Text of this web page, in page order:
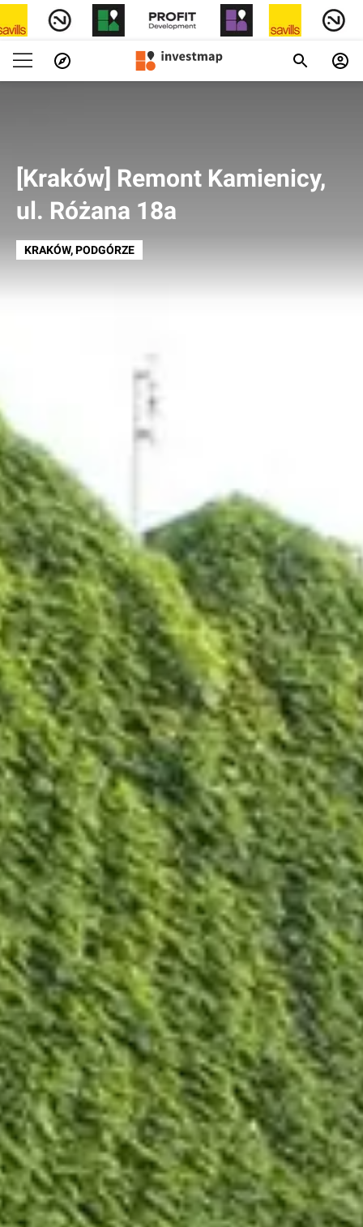
[Kraków] Remont Kamienicy,
ul. Różana 18a
KRAKÓW, PODGÓRZE